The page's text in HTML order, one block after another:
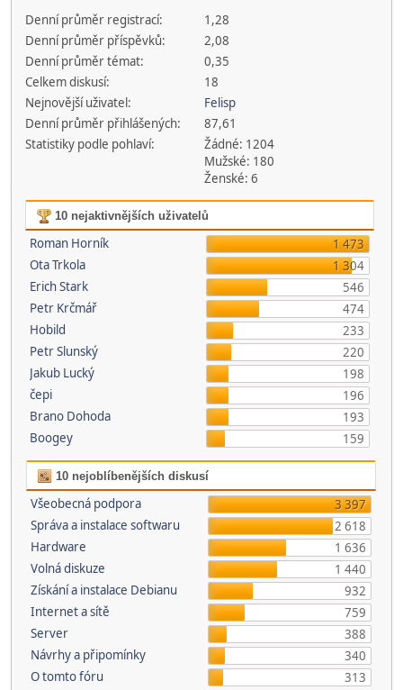
Denní průměr registrací:
1,28
Denní průměr příspěvků:
2,08
Denní průměr témat:
0,35
Celkem diskusí:
18
Nejnovější uživatel:
Felisp
Denní průměr přihlášených:
87,61
Statistiky podle pohlaví:
Žádné: 1204
Mužské: 180
Ženské: 6
10 nejaktivnějších uživatelů
Roman Horník
1 473
Ota Trkola
1 304
Erich Stark
546
Petr Krčmář
474
Hobild
233
Petr Slunský
220
Jakub Lucký
198
čepi
196
Brano Dohoda
193
Boogey
159
10 nejoblíbenějších diskusí
Všeobecná podpora
3 397
Správa a instalace softwaru
2 618
Hardware
1 636
Volná diskuze
1 440
Získání a instalace Debianu
932
Internet a sítě
759
Server
388
Návrhy a připomínky
340
O tomto fóru
313